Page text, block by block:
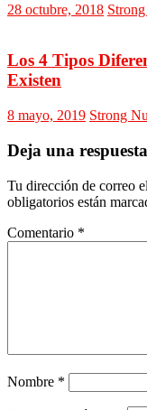
28 octubre, 2018
Los 4 Tipos
Existen
8 mayo, 2019 Strong
Deja una respuesta
Tu dirección de correo
obligatorios están
Comentario *
Nombre *